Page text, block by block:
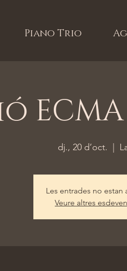
Piano Trio
dj., 20 d’oct.
Les entrades no estan
Veure altres